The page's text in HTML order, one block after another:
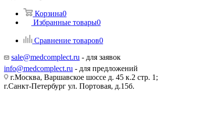
Корзина0
Избранные товары0
Сравнение товаров0
sale@medcomplect.ru - для заявок
info@medcomplect.ru - для предложений
г.Москва, Варшавское шоссе д. 45 к.2 стр. 1;
г.Санкт-Петербург ул. Портовая, д.15б.